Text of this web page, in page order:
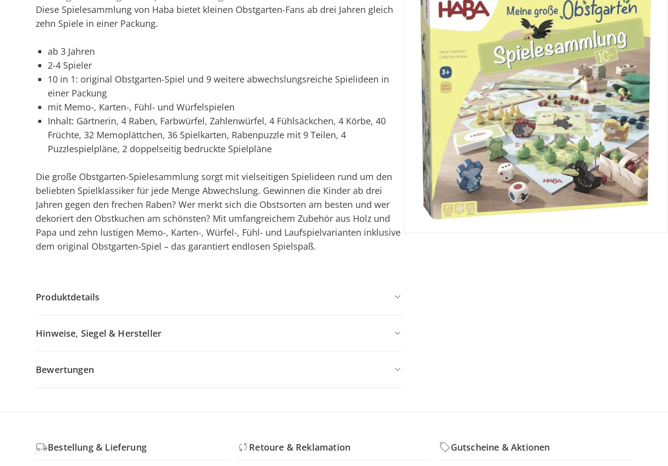
Diese Spielesammlung von Haba bietet kleinen Obstgarten-Fans ab drei Jahren gleich
zehn Spiele in einer Packung.
ab 3 Jahren
2-4 Spieler
10 in 1: original Obstgarten-Spiel und 9 weitere abwechslungsreiche Spielideen in
einer Packung
mit Memo-, Karten-, Fühl- und Würfelspielen
Inhalt: Gärtnerin, 4 Raben, Farbwürfel, Zahlenwürfel, 4 Fühlsäckchen, 4 Körbe, 40
Früchte, 32 Memoplättchen, 36 Spielkarten, Rabenpuzzle mit 9 Teilen, 4
Puzzlespielpläne, 2 doppelseitig bedruckte Spielpläne
Die große Obstgarten-Spielesammlung sorgt mit vielseitigen Spielideen rund um den
beliebten Spielklassiker für jede Menge Abwechslung. Gewinnen die Kinder ab drei
Jahren gegen den frechen Raben? Wer merkt sich die Obstsorten am besten und wer
dekoriert den Obstkuchen am schönsten? Mit umfangreichem Zubehör aus Holz und
Papa und zehn lustigen Memo-, Karten-, Würfel-, Fühl- und Laufspielvarianten inklusive
dem original Obstgarten-Spiel – das garantiert endlosen Spielspaß.
Produktdetails
Hinweise, Siegel & Hersteller
Bewertungen
Bestellung & Lieferung Retoure & Reklamation Gutscheine & Aktionen